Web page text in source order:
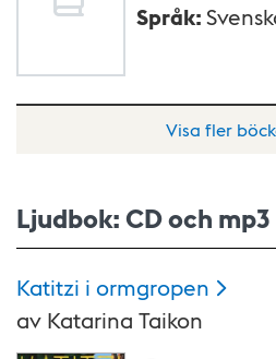
Språk:
Visa fler
Ljudbok: CD och mp3
Katitzi i ormgropen
av Katarina Taikon